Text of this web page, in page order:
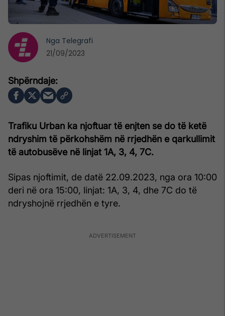
Trafiku Urban ka njoftuar të enjten se do të ketë
ndryshim të përkohshëm në rrjedhën e qarkullimit
të autobusëve në linjat 1A, 3, 4, 7C.
Sipas njoftimit, de datë 22.09.2023, nga ora 10:00
deri në ora 15:00, linjat: 1A, 3, 4, dhe 7C do të
ndryshojnë rrjedhën e tyre.
Nga Telegrafi
21/09/2023